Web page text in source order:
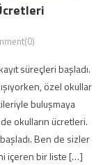
süreçleri başladı.
özel okullar
buluşmaya
okulların ücretleri.
Ben de sizler
içeren bir liste […]